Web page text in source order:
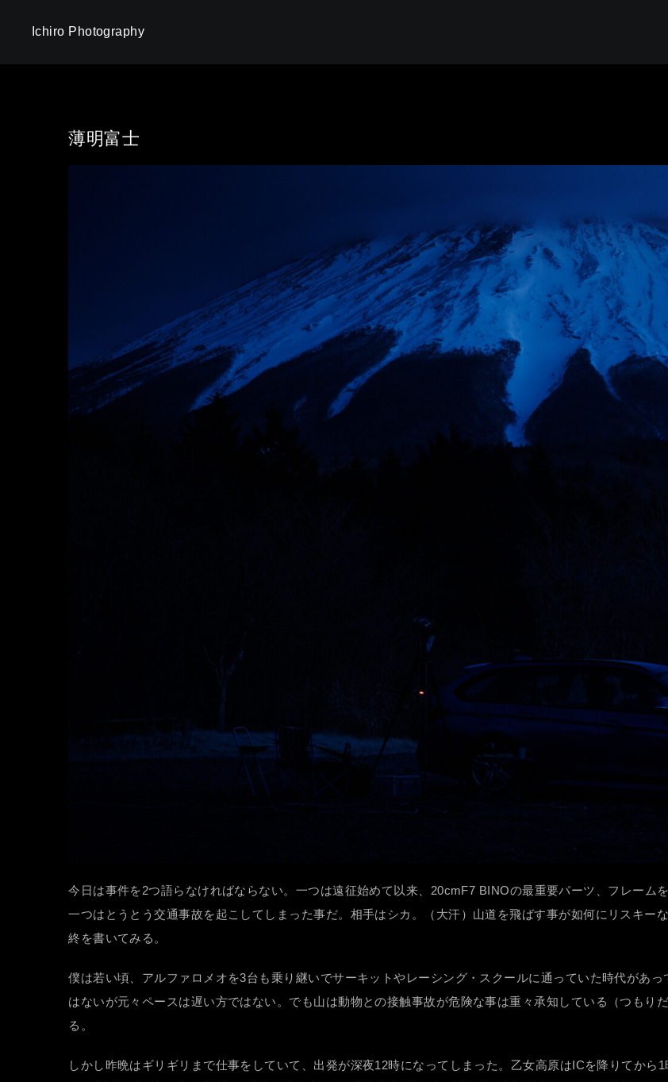
Ichiro Photography
薄明富士
今日は事件を2つ語らなければならない。一つは遠征始めて以来、20cmF7 BINOの最重要パーツ、フレーム
一つはとうとう交通事故を起こしてしまった事だ。相手はシカ。（大汗）山道を飛ばす事が如何にリスキー
終を書いてみる。
僕は若い頃、アルファロメオを3台も乗り継いでサーキットやレーシング・スクールに通っていた時代があ
はないが元々ペースは遅い方ではない。でも山は動物との接触事故が危険な事は重々承知している（つもり
る。
しかし昨晩はギリギリまで仕事をしていて、出発が深夜12時になってしまった。乙女高原はICを降りてから